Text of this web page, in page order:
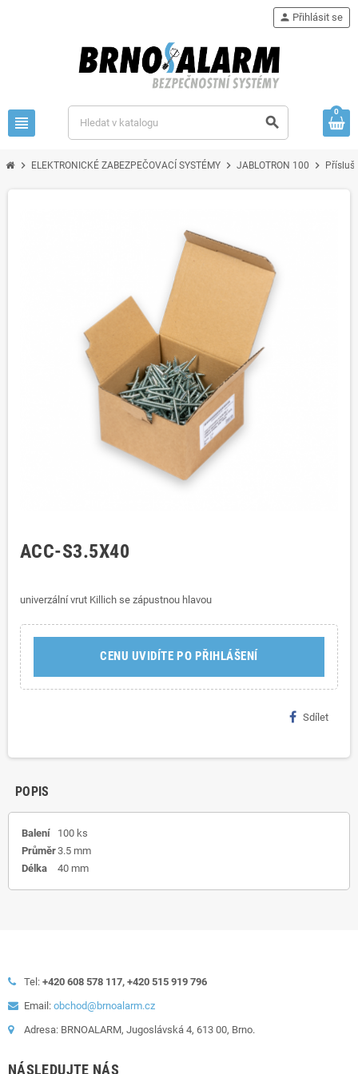
view_headline search
person Přihlásit se
0
chevron_right ELEKTRONICKÉ ZABEZPEČOVACÍ SYSTÉMY chevron_right JABLOTRON 100 chevron_right
ACC-S3.5X40
univerzální vrut Killich se zápustnou hlavou
CENU UVIDÍTE PO PŘIHLÁŠENÍ
Sdílet
POPIS
Balení
100 ks
Průměr3.5 mm
Délka
40 mm
Tel: +420 608 578 117, +420 515 919 796
Email: obchod@brnoalarm.cz
Adresa: BRNOALARM, Jugoslávská 4, 613 00, Brno.
NÁSLEDUJTE NÁS